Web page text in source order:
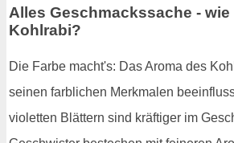
Alles Geschmackssache -
Kohlrabi?
Die Farbe macht's: Das Aroma des
seinen farblichen Merkmalen
violetten Blättern sind kräftiger im